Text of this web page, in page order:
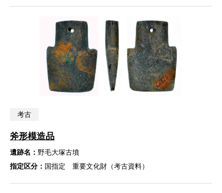
考古
斧形模造品
遺跡名： 野毛大塚古墳
指定区分： 国指定 重要文化財（考古資料）